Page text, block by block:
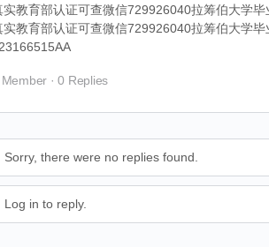
实教育部认证可查微信729926040拉筹伯大学
实教育部认证可查微信729926040拉筹伯大学
Member · 0 Replies
Sorry, there were no replies found.
Log in to reply.